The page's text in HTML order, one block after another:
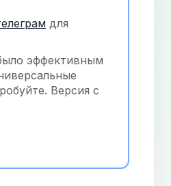
для
эффективным
Версия с